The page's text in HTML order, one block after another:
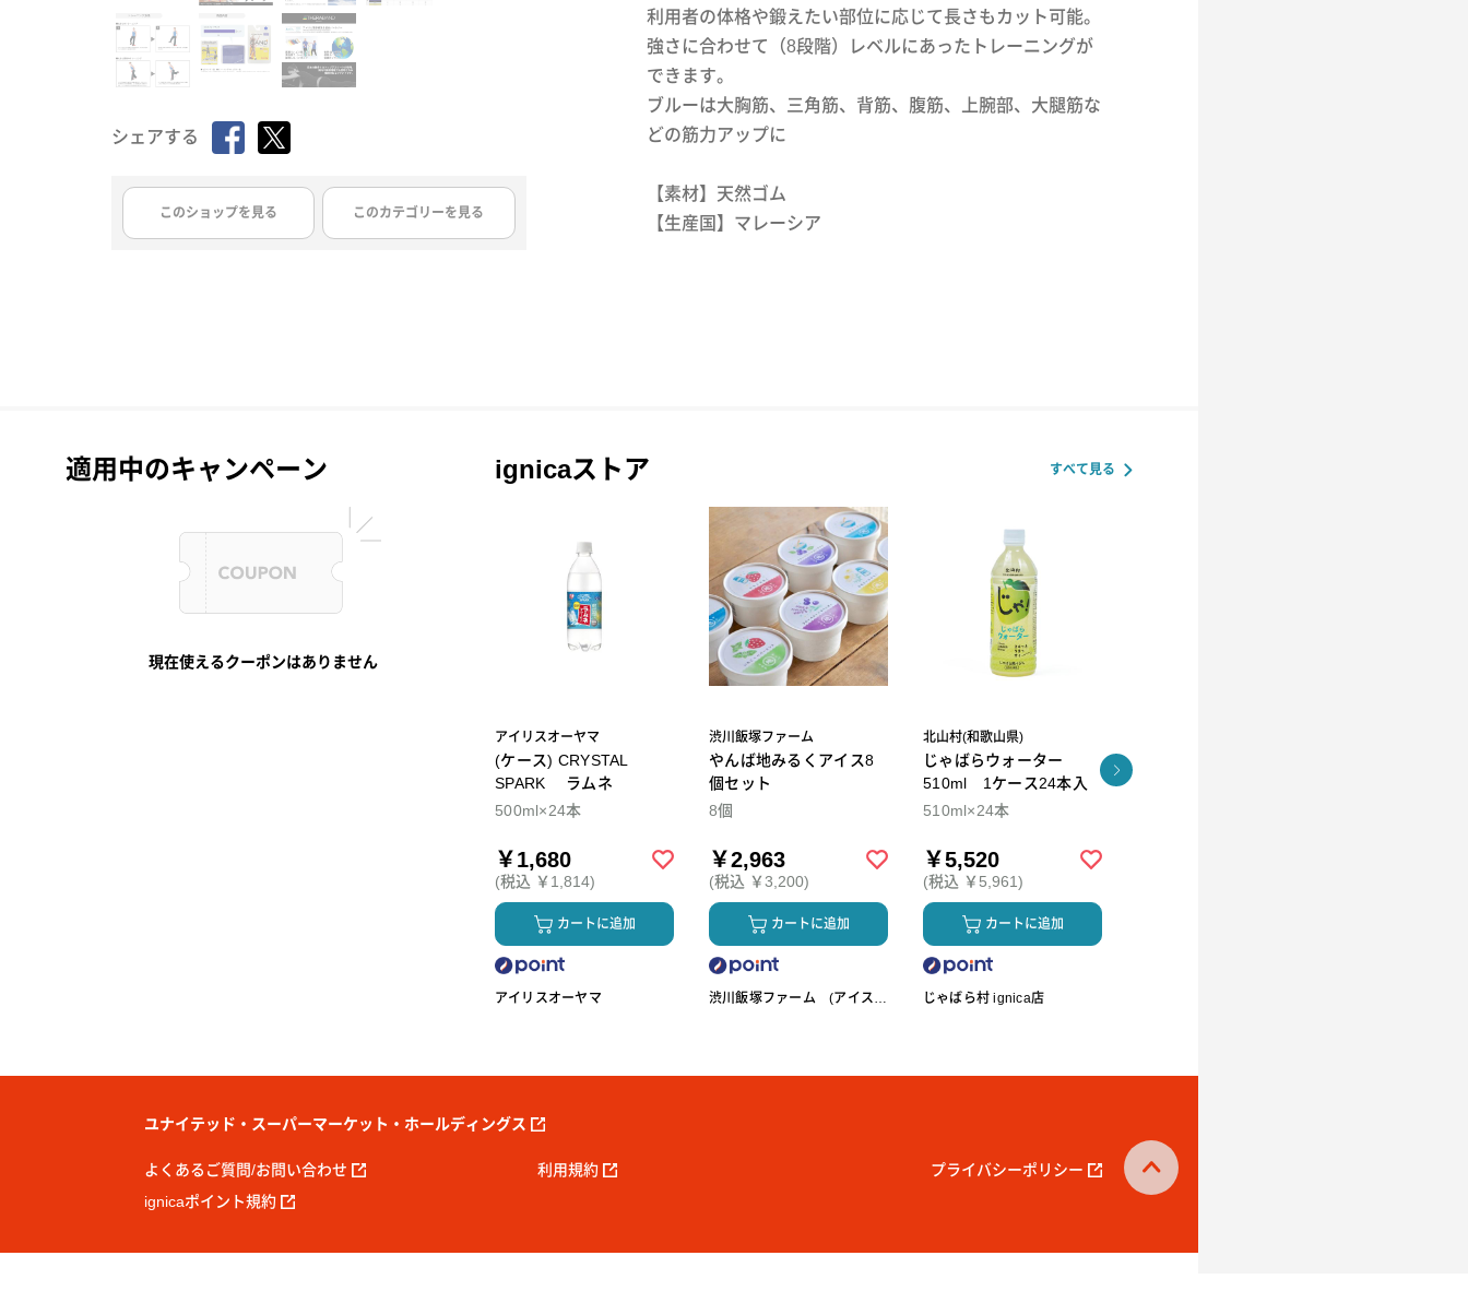
シェアする
このショップを見る このカテゴリーを見る
利用者の体格や鍛えたい部位に応じて長さもカット可能。
強さに合わせて（8段階）レベルにあったトレーニングが
できます。
ブルーは大胸筋、三角筋、背筋、腹筋、上腕部、大腿筋な
どの筋力アップに
【素材】天然ゴム
【生産国】マレーシア
適用中のキャンペーン
現在使えるクーポンはありません
ignicaストア すべて見る
アイリスオーヤマ
(ケース) CRYSTAL
SPARK ラムネ
500ml×24本
￥1,680
(税込 ￥1,814)
カートに追加
アイリスオーヤマ
渋川飯塚ファーム
やんば地みるくアイス8
個セット
8個
￥2,963
(税込 ￥3,200)
カートに追加
渋川飯塚ファーム (アイスク
北山村(和歌山県)
じゃばらウォーター
510ml 1ケース24本入
510ml×24本
￥5,520
(税込 ￥5,961)
カートに追加
じゃばら村 ignica店
ユナイテッド・スーパーマーケット・ホールディングス
よくあるご質問/お問い合わせ 利用規約
プライバシーポリシー
ignicaポイント規約